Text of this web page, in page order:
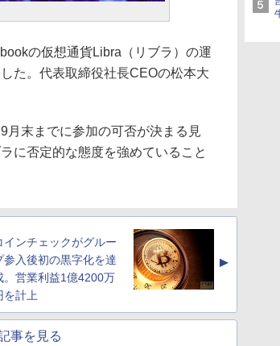
の仮想通貨Libra（リブラ）の運
た。代表取締役社長CEOの松本大
月末までに参加の可否が決まる見
に否定的な態度を強めていること
インチェックがグルー
参入後初の黒字化を達
。営業利益1億4200万
を計上
▲
事を見る